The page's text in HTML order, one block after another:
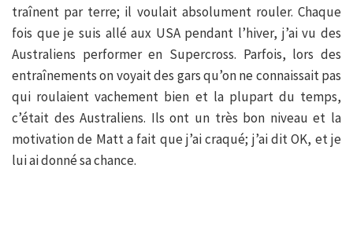
traînent par terre; il voulait absolument rouler. Chaque
fois que je suis allé aux USA pendant l’hiver, j’ai vu des
Australiens performer en Supercross. Parfois, lors des
entraînements on voyait des gars qu’on ne connaissait pas
qui roulaient vachement bien et la plupart du temps,
c’était des Australiens. Ils ont un très bon niveau et la
motivation de Matt a fait que j’ai craqué; j’ai dit OK, et je
lui ai donné sa chance.